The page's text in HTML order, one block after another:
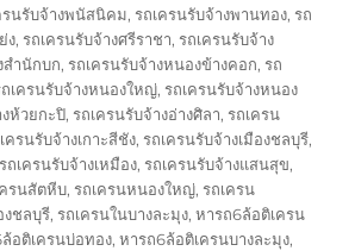
รนรับจ้างพนัสนิคม,รถเครนรับจ้างพานทอง,รถ
ง,รถเครนรับจ้างศรีราชา,รถเครนรับจ้าง
สำนักบก,รถเครนรับจ้างหนองข้างคอก,รถ
เครนรับจ้างหนองใหญ่,รถเครนรับจ้างหนอง
ห้วยกะปิ,รถเครนรับจ้างอ่างศิลา,รถเครน
ครนรับจ้างเกาะสีชัง,รถเครนรับจ้างเมืองชลบุรี,
รถเครนรับจ้างเหมือง,รถเครนรับจ้างแสนสุข,
รนสัตหีบ,รถเครนหนองใหญ่,รถเครน
งชลบุรี,รถเครนในบางละมุง,หารถ6ล้อติเครน
อติเครนบ่อทอง,หารถ6ล้อติเครนบางละมุง,